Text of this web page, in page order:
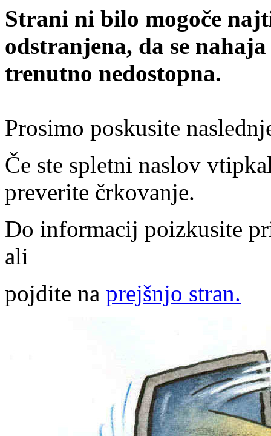
Strani ni bilo mogoče
odstranjena, da se
trenutno nedostopna.
Prosimo poskusite
Če ste spletni naslov
preverite črkovanje.
Do informacij poizkusite
ali
pojdite na prejšnjo stran.